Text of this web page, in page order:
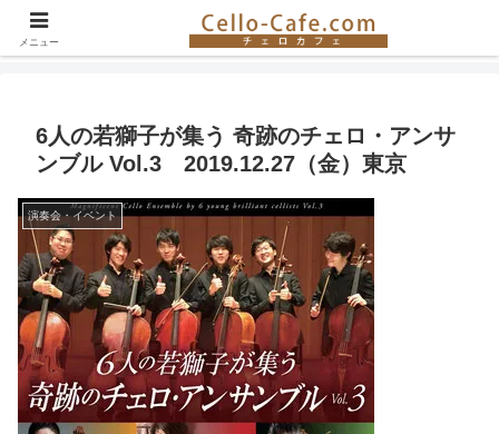
チェロ奏者やチェロ教室の紹介、イベント情報など。チェロの楽しさを伝える
サイト！
6人の若獅子が集う 奇跡のチェロ・アンサ
ンブル Vol.3 2019.12.27（金）東京
演奏会・イベント
メニュー